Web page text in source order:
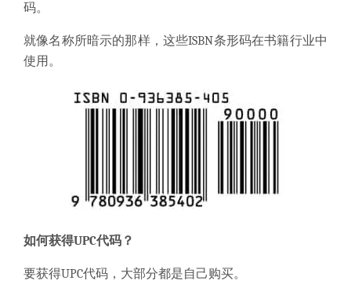
码。
就像名称所暗示的那样，这些ISBN条形码在书籍行业中
使用。
如何获得UPC代码？
要获得UPC代码，大部分都是自己购买。